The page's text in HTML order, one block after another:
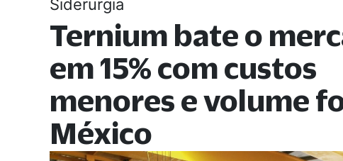
Siderurgia
Ternium bate o
em 15% com custos
menores e volume
México